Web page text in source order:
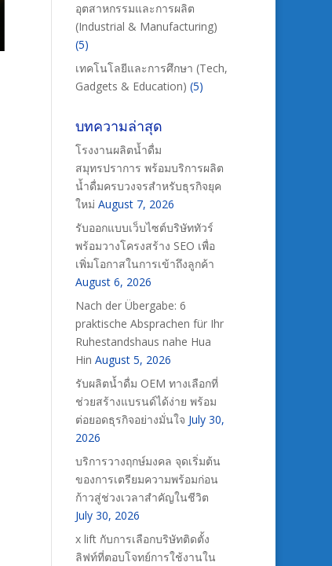
อุตสาหกรรมและการผลิต
(Industrial & Manufacturing)
(5)
เทคโนโลยีและการศึกษา (Tech,
Gadgets & Education) (5)
บทความล่าสุด
โรงงานผลิตน้ำดื่ม
สมุทรปราการ พร้อมบริการผลิต
น้ำดื่มครบวงจรสำหรับธุรกิจยุค
ใหม่ August 7, 2026
รับออกแบบเว็บไซต์บริษัททัวร์
พร้อมวางโครงสร้าง SEO เพื่อ
เพิ่มโอกาสในการเข้าถึงลูกค้า
August 6, 2026
Nach der Übergabe: 6
praktische Absprachen für Ihr
Ruhestandshaus nahe Hua
Hin August 5, 2026
รับผลิตน้ำดื่ม OEM ทางเลือกที่
ช่วยสร้างแบรนด์ได้ง่าย พร้อม
ต่อยอดธุรกิจอย่างมั่นใจ July 30,
2026
บริการวางฤกษ์มงคล จุดเริ่มต้น
ของการเตรียมความพร้อมก่อน
ก้าวสู่ช่วงเวลาสำคัญในชีวิต
July 30, 2026
x lift กับการเลือกบริษัทติดตั้ง
ลิฟท์ที่ตอบโจทย์การใช้งานใน